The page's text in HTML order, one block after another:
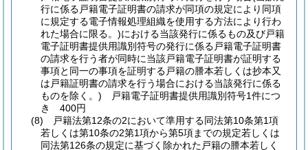
行に係る戸籍電子証明書の請求が同項の規定により同項
に規定する電子情報処理組織を使用する方法により行わ
れた場合に限る。)における当該発行に係るもの及び戸籍
電子証明書提供用識別符号の発行に係る戸籍電子証明書
の請求を行う者が同時に当該戸籍電子証明書が証明する
事項と同一の事項を証明する戸籍の謄本若しくは抄本又
は戸籍証明書の請求を行う場合における当該発行に係る
ものを除く。) 戸籍電子証明書提供用識別符号1件につ
き 400円
(8)
戸籍法第12条の2において準用する同法第10条第1項
若しくは第10条の2第1項から第5項までの規定若しくは
同法第126条の規定に基づく除かれた戸籍の謄本若しく